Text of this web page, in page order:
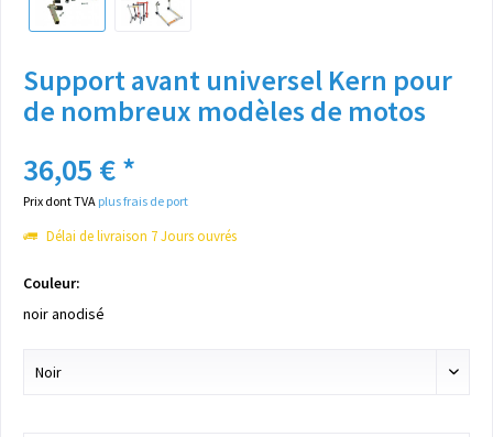
Support avant universel Kern pour
de nombreux modèles de motos
36,05 € *
Prix dont TVA plus frais de port
Délai de livraison 7 Jours ouvrés
Couleur:
noir anodisé